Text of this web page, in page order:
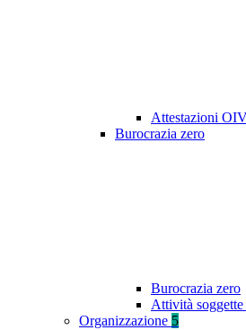
Attestazioni
Burocrazia zero
Burocrazia zero
Attività
Organizzazione 5